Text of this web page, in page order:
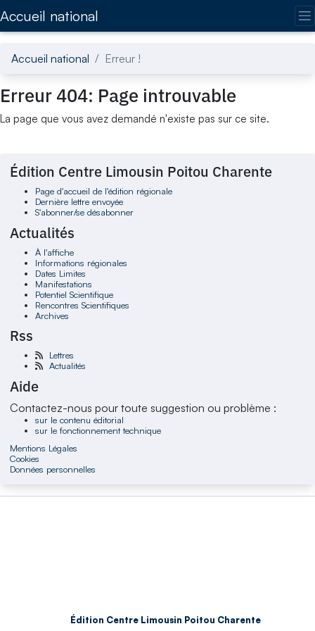
Accueil national
Accueil national Erreur !
Erreur 404: Page introuvable
La page que vous avez demandé n'existe pas sur ce site.
Édition Centre Limousin Poitou Charente
Page d'accueil de l'édition régionale
Dernière lettre envoyée
S'abonner/se désabonner
Actualités
À l'affiche
Informations régionales
Dates Limites
Manifestations
Potentiel Scientifique
Rencontres Scientifiques
Archives
Rss
Lettres
Actualités
Aide
Contactez-nous pour toute suggestion ou problème :
sur le contenu éditorial
sur le fonctionnement technique
Mentions Légales
Cookies
Données personnelles
Édition Centre Limousin Poitou Charente